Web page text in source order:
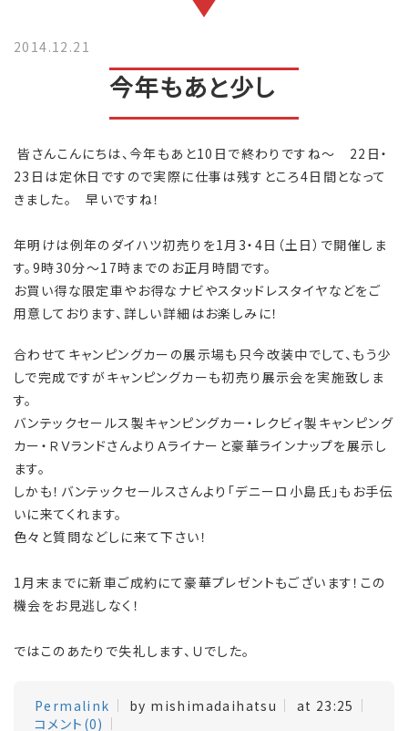
2014.12.21
今年もあと少し
皆さんこんにちは、今年もあと10日で終わりですね～ 22日・
23日は定休日ですので実際に仕事は残すところ4日間となって
きました。 早いですね！
年明けは例年のダイハツ初売りを1月3・4日（土日）で開催しま
す。9時30分～17時までのお正月時間です。
お買い得な限定車やお得なナビやスタッドレスタイヤなどをご
用意しております、詳しい詳細はお楽しみに！
合わせてキャンピングカーの展示場も只今改装中でして、もう少
しで完成ですがキャンピングカーも初売り展示会を実施致しま
す。
バンテックセールス製キャンピングカー・レクビィ製キャンピング
カー・ＲＶランドさんよりＡライナーと豪華ラインナップを展示し
ます。
しかも！バンテックセールスさんより「デニーロ小島氏」もお手伝
いに来てくれます。
色々と質問などしに来て下さい！
1月末までに新車ご成約にて豪華プレゼントもございます！この
機会をお見逃しなく！
ではこのあたりで失礼します、Ｕでした。
Permalink by mishimadaihatsu
at 23:25
コメント(0)